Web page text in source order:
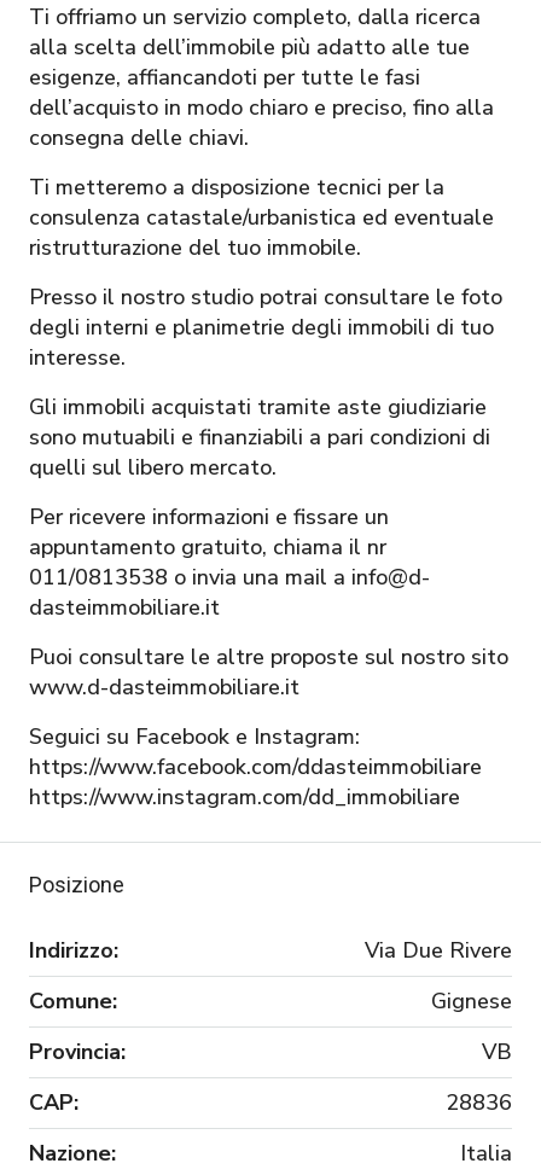
Ti offriamo un servizio completo, dalla ricerca
alla scelta dell’immobile più adatto alle tue
esigenze, affiancandoti per tutte le fasi
dell’acquisto in modo chiaro e preciso, fino alla
consegna delle chiavi.
Ti metteremo a disposizione tecnici per la
consulenza catastale/urbanistica ed eventuale
ristrutturazione del tuo immobile.
Presso il nostro studio potrai consultare le foto
degli interni e planimetrie degli immobili di tuo
interesse.
Gli immobili acquistati tramite aste giudiziarie
sono mutuabili e finanziabili a pari condizioni di
quelli sul libero mercato.
Per ricevere informazioni e fissare un
appuntamento gratuito, chiama il nr
011/0813538 o invia una mail a info@d-
dasteimmobiliare.it
Puoi consultare le altre proposte sul nostro sito
www.d-dasteimmobiliare.it
Seguici su Facebook e Instagram:
https://www.facebook.com/ddasteimmobiliare
https://www.instagram.com/dd_immobiliare
Posizione
Indirizzo:
Via Due Rivere
Comune:
Gignese
Provincia:
VB
CAP:
28836
Nazione:
Italia